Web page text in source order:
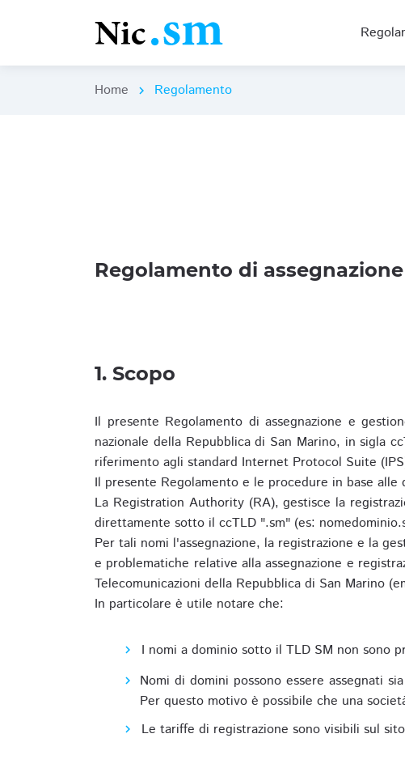
Home chevron_right Regolamento
Regolamento di
1. Scopo
Il presente Regolamento di assegnazione e
nazionale della Repubblica di San Marino, in sigla
riferimento agli standard Internet Protocol Suite
Il presente Regolamento e le procedure in base
La Registration Authority (RA), gestisce la
direttamente sotto il ccTLD ".sm" (es:
Per tali nomi l'assegnazione, la registrazione e la
e problematiche relative alla assegnazione e
Telecomunicazioni della Repubblica di San Marino
In particolare è utile notare che:
I nomi a dominio sotto il TLD SM non sono
Nomi di domini possono essere assegnati
Per questo motivo è possibile che una
Le tariffe di registrazione sono visibili sul